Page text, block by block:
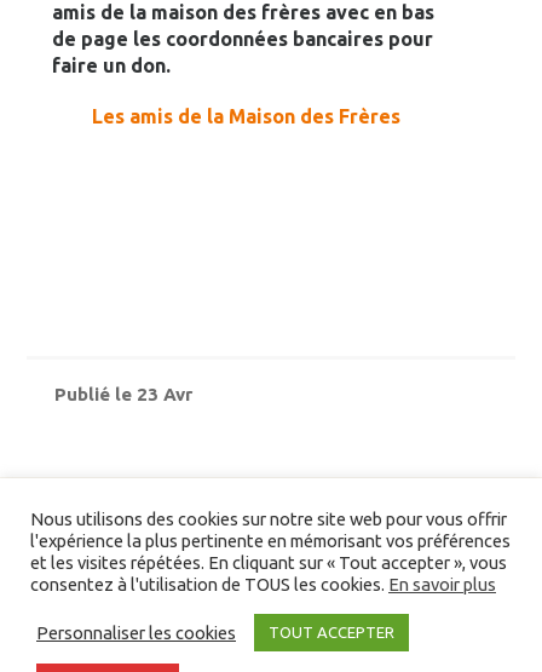
amis de la maison des frères avec en bas
de page les coordonnées bancaires pour
faire un don.
Les amis de la Maison des Frères
Publié le 23 Avr
Nous utilisons des cookies sur notre site web pour vous offrir
l'expérience la plus pertinente en mémorisant vos préférences
et les visites répétées. En cliquant sur « Tout accepter », vous
consentez à l'utilisation de TOUS les cookies. En savoir plus
Personnaliser les cookies TOUT ACCEPTER